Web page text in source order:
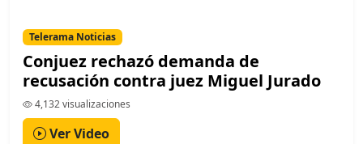
Telerama Noticias
Conjuez rechazó demanda de
recusación contra juez Miguel Jurado
4,132 visualizaciones
Ver Video